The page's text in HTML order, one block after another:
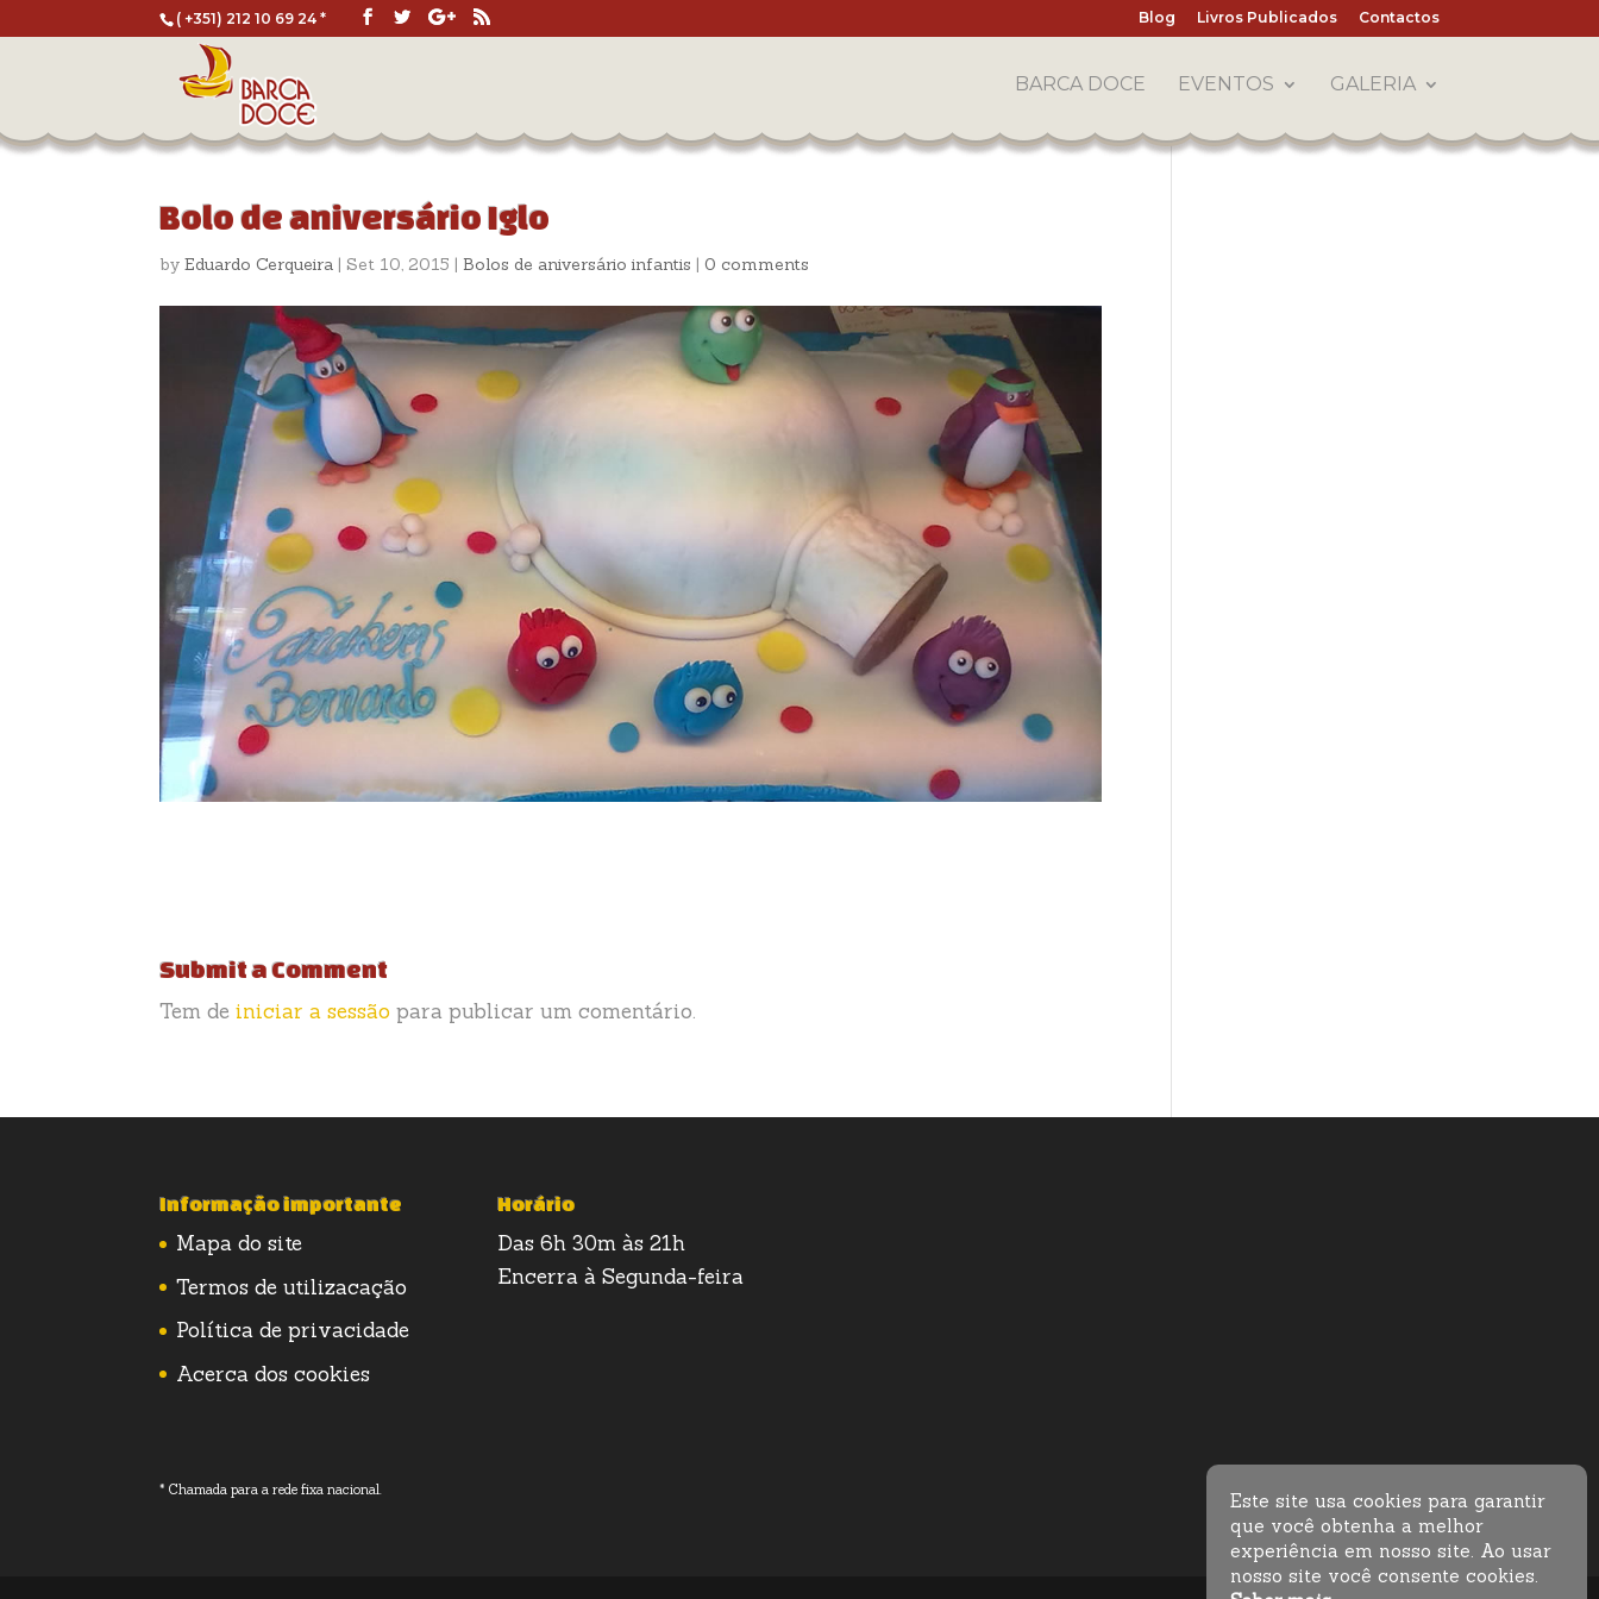
( +351) 212 10 69 24 * Blog Livros Publicados Contactos
BARCA DOCE EVENTOS GALERIA
Bolo de aniversário Iglo
byEduardo Cerqueira | Set 10, 2015 | Bolos de aniversário infantis | 0 comments
Submit a Comment
Tem deiniciar a sessão para publicar um comentário.
Informação importante
Mapa do site
Termos de utilizacação
Política de privacidade
Acerca dos cookies
* Chamada para a rede fixa nacional.
Horário
Das 6h 30m às 21h
Encerra à Segunda-feira
Este site usa cookies para garantir
que você obtenha a melhor
experiência em nosso site. Ao usar
nosso site você consente cookies.